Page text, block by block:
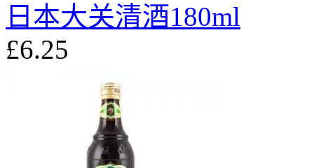
日本大关清酒180ml
£6.25